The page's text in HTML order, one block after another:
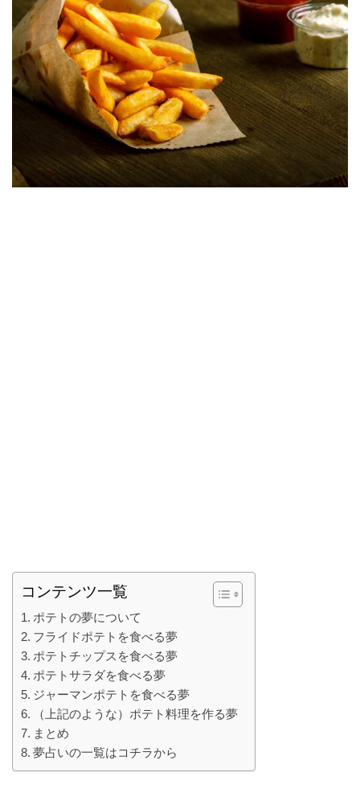
コンテンツ一覧
ポテトの夢について
フライドポテトを食べる夢
ポテトチップスを食べる夢
ポテトサラダを食べる夢
ジャーマンポテトを食べる夢
（上記のような）ポテト料理を作る夢
まとめ
夢占いの一覧はコチラから